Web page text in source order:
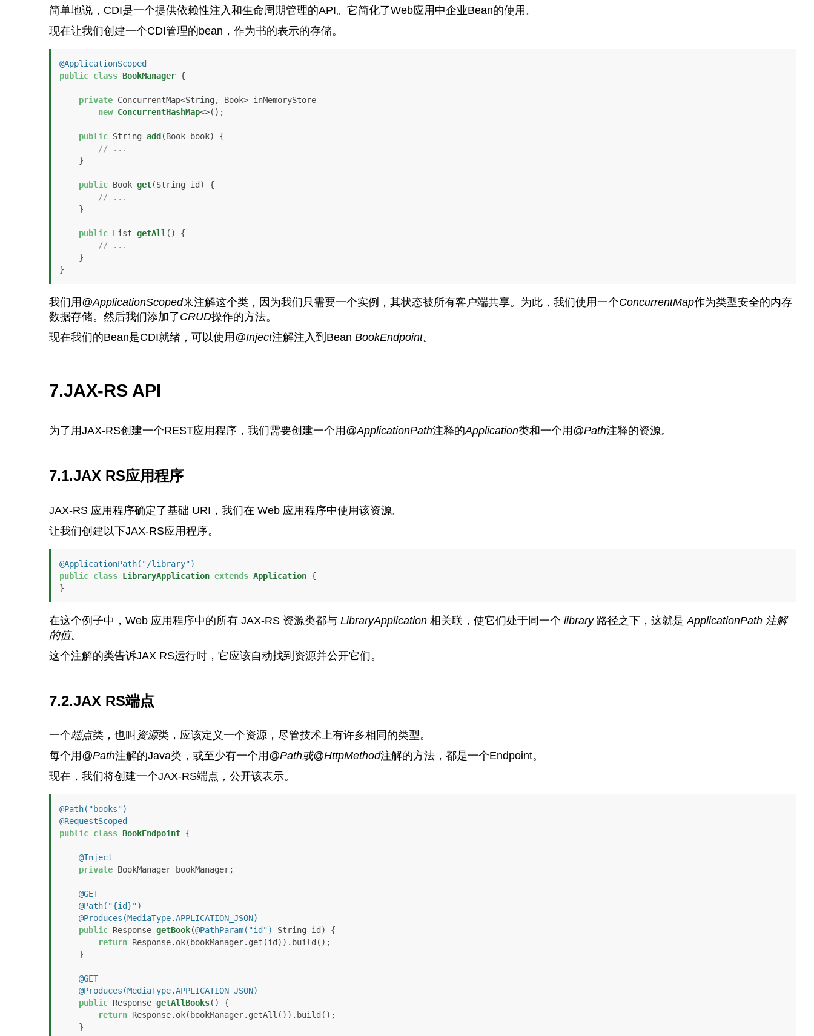
简单地说，CDI是一个提供依赖性注入和生命周期管理的API。它简化了Web应用中企业Bean的使用。
现在让我们创建一个CDI管理的bean，作为书的表示的存储。
@ApplicationScoped
public class BookManager {
private ConcurrentMap<String, Book> inMemoryStore
      =
new ConcurrentHashMap<>();
public String add (Book book)
{
// ...
public Book get(String id)
{
// ...
public List getAll()
{
// ...
我们用 @ApplicationScoped来注解这个类，因为我们只需要一个实例，其状态被所有客户端共享。为此，我们使用一个ConcurrentMap作为类型安全的内存
数据存储。然后我们添加了CRUD操作的方法。
现在我们的Bean是CDI就绪，可以使用 @Inject注解注入到Bean BookEndpoint。
7.JAX-RS API
为了用JAX-RS创建一个REST应用程序，我们需要创建一个用 @ApplicationPath注释的Application类和一个用 @Path注释的资源。
7.1.JAX RS应用程序
JAX-RS 应用程序确定了基础 URI，我们在 Web 应用程序中使用该资源。
让我们创建以下JAX-RS应用程序。
@ApplicationPath("/library")
public class LibraryApplication extends Application {
}
在这个例子中，Web 应用程序中的所有 JAX-RS 资源类都与 LibraryApplication相关联，使它们处于同一个 library路径之下，这就是 ApplicationPath 注解
的值。
这个注解的类告诉JAX RS运行时，它应该自动找到资源并公开它们。
7.2.JAX RS端点
一个端点类，也叫 资源类，应该定义一个资源，尽管技术上有许多相同的类型。
每个用 @Path注解的Java类，或至少有一个用 @Path或@HttpMethod注解的方法，都是一个Endpoint。
现在，我们将创建一个JAX-RS端点，公开该表示。
@Path("books")
@RequestScoped
public class BookEndpoint {
@Inject
private BookManager bookManager;
@GET
@Path("{id}")
@Produces(MediaType.APPLICATION_JSON)
public Response getBook(@PathParam("id") String id)
{
return Response.ok(bookManager.get(id)).build();
@GET
@Produces(MediaType.APPLICATION_JSON)
public Response getAllBooks()
{
return Response.ok(bookManager.getAll()).build();